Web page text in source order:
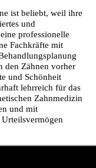
ist beliebt, weil ihre
und
professionelle
Fachkräfte mit
den Zähnen vorher
und Schönheit
lehrreich für das
Zahnmedizin
und mit